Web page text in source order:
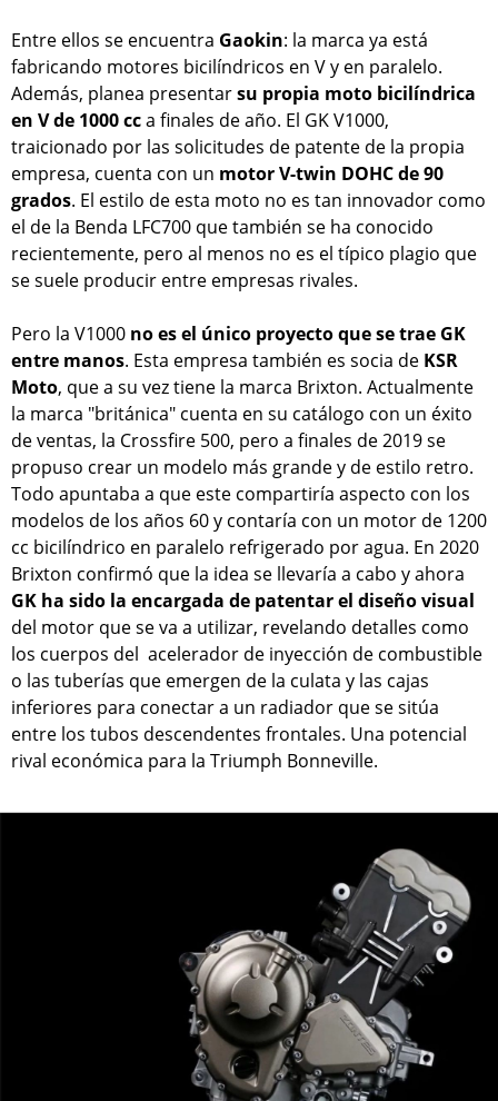
Entre ellos se encuentra Gaokin: la marca ya está
fabricando motores bicilíndricos en V y en paralelo.
Además, planea presentarsu propia moto bicilíndrica
en V de 1000 cca finales de año. El GK V1000,
traicionado por las solicitudes de patente de la propia
empresa, cuenta con un motor V-twin DOHC de 90
grados. El estilo de esta moto no es tan innovador como
el de la Benda LFC700 que también se ha conocido
recientemente, pero al menos no es el típico plagio que
se suele producir entre empresas rivales.
Pero la V1000 no es el único proyecto que se trae GK
entre manos. Esta empresa también es socia de KSR
Moto, que a su vez tiene la marca Brixton. Actualmente
la marca "británica" cuenta en su catálogo con un éxito
de ventas, la Crossfire 500, pero a finales de 2019 se
propuso crear un modelo más grande y de estilo retro.
Todo apuntaba a que este compartiría aspecto con los
modelos de los años 60 y contaría con un motor de 1200
cc bicilíndrico en paralelo refrigerado por agua. En 2020
Brixton confirmó que la idea se llevaría a cabo y ahora
GK ha sido la encargada de patentar el diseño visual
del motor que se va a utilizar, revelando detalles como
los cuerpos del acelerador de inyección de combustible
o las tuberías que emergen de la culata y las cajas
inferiores para conectar a un radiador que se sitúa
entre los tubos descendentes frontales. Una potencial
rival económica para la Triumph Bonneville.